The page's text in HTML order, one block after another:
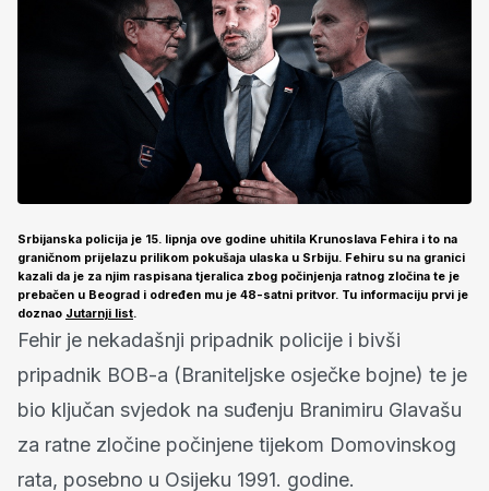
Srbijanska policija je 15. lipnja ove godine uhitila Krunoslava Fehira i to na
graničnom prijelazu prilikom pokušaja ulaska u Srbiju. Fehiru su na granici
kazali da je za njim raspisana tjeralica zbog počinjenja ratnog zločina te je
prebačen u Beograd i određen mu je 48-satni pritvor. Tu informaciju prvi je
doznao Jutarnji list.
Fehir je nekadašnji pripadnik policije i bivši
pripadnik BOB-a (Braniteljske osječke bojne) te je
bio ključan svjedok na suđenju Branimiru Glavašu
za ratne zločine počinjene tijekom Domovinskog
rata, posebno u Osijeku 1991. godine.